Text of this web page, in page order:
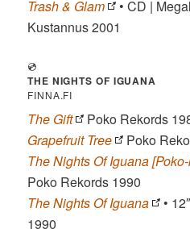
Trash & Glam
• CD |
Kustannus 2001
💿
THE NIGHTS OF IGUANA
FINNA.FI
The Gift
Poko Rekords
Grapefruit Tree
Poko
The Nights Of Iguana
Poko Rekords 1990
The Nights Of Iguana
•
1990